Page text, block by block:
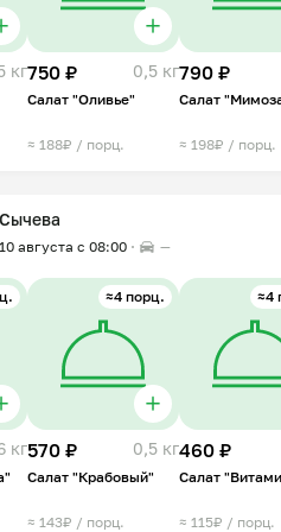
кг750 ₽ 0,5 кг
Салат "Оливье"
≈ 188₽ / порц.
790 ₽
Салат
≈ 198₽ / порц.
10 августа с 08:00 —
кг
≈4 порц.
570 ₽ 0,5 кг
Салат "Крабовый"
≈ 143₽ / порц.
≈4
460 ₽
Салат
≈ 115₽ / порц.